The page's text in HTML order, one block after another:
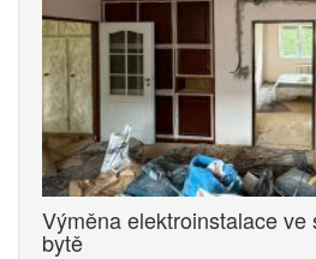
Výměna elektroinstalace ve
bytě